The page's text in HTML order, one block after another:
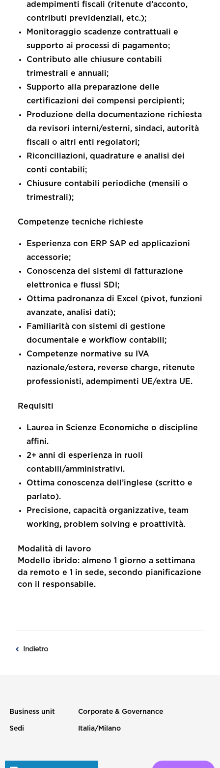
adempimenti fiscali (ritenute d’acconto,
contributi previdenziali, etc.);
Monitoraggio scadenze contrattuali e
supporto ai processi di pagamento;
Contributo alle chiusure contabili
trimestrali e annuali;
Supporto alla preparazione delle
certificazioni dei compensi percipienti;
Produzione della documentazione richiesta
da revisori interni/esterni, sindaci, autorità
fiscali o altri enti regolatori;
Riconciliazioni, quadrature e analisi dei
conti contabili;
Chiusure contabili periodiche (mensili o
trimestrali);
Competenze tecniche richieste
Esperienza con ERP SAP ed applicazioni
accessorie;
Conoscenza dei sistemi di fatturazione
elettronica e flussi SDI;
Ottima padronanza di Excel
(pivot, funzioni
avanzate, analisi dati);
Familiarità con sistemi di gestione
documentale e workflow contabili;
Competenze normative su IVA
nazionale/estera, reverse charge, ritenute
professionisti, adempimenti UE/extra UE.
Requisiti
Laurea in Scienze Economiche o discipline
affini.
2+ anni di esperienza in ruoli
contabili/amministrativi.
Ottima conoscenza dell’inglese (scritto e
parlato).
Precisione, capacità organizzative, team
working, problem solving e proattività.
Modalità di lavoro
Modello ibrido: almeno 1 giorno a settimana
da remoto e 1 in sede, secondo pianificazione
con il responsabile.
Indietro
Business unit Corporate & Governance
Sedi Italia/Milano